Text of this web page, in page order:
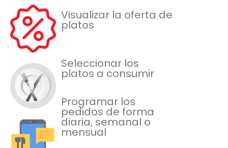
Visualizar la oferta de
platos
Seleccionar los
platos a consumir
Programar los
pedidos de forma
diaria, semanal o
mensual